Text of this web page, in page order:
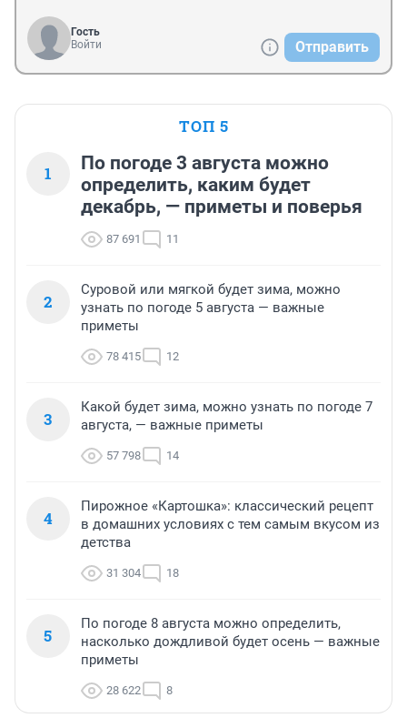
Гость
Войти
Отправить
ТОП 5
1
По погоде 3 августа можно
определить, каким будет
декабрь, — приметы и поверья
87 691 11
2
Суровой или мягкой будет зима, можно
узнать по погоде 5 августа — важные
приметы
78 415 12
3
Какой будет зима, можно узнать по погоде 7
августа, — важные приметы
57 798 14
4
Пирожное «Картошка»: классический рецепт
в домашних условиях с тем самым вкусом из
детства
31 304 18
5
По погоде 8 августа можно определить,
насколько дождливой будет осень — важные
приметы
28 622 8